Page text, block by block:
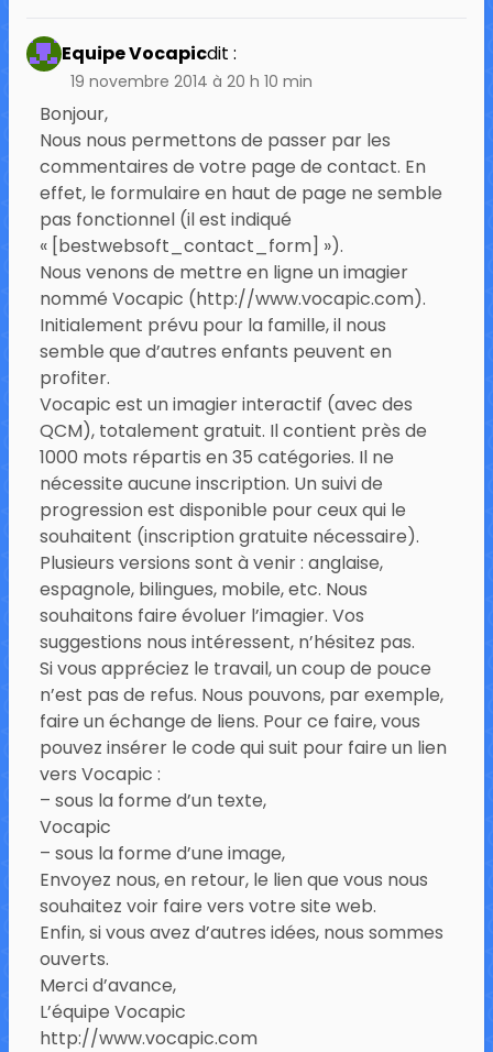
Equipe Vocapicdit :
19 novembre 2014 à 20 h 10 min
Bonjour,
Nous nous permettons de passer par les
commentaires de votre page de contact. En
effet, le formulaire en haut de page ne semble
pas fonctionnel (il est indiqué
« [bestwebsoft_contact_form] »).
Nous venons de mettre en ligne un imagier
nommé Vocapic (http://www.vocapic.com).
Initialement prévu pour la famille, il nous
semble que d’autres enfants peuvent en
profiter.
Vocapic est un imagier interactif (avec des
QCM), totalement gratuit. Il contient près de
1000 mots répartis en 35 catégories. Il ne
nécessite aucune inscription. Un suivi de
progression est disponible pour ceux qui le
souhaitent (inscription gratuite nécessaire).
Plusieurs versions sont à venir : anglaise,
espagnole, bilingues, mobile, etc. Nous
souhaitons faire évoluer l’imagier. Vos
suggestions nous intéressent, n’hésitez pas.
Si vous appréciez le travail, un coup de pouce
n’est pas de refus. Nous pouvons, par exemple,
faire un échange de liens. Pour ce faire, vous
pouvez insérer le code qui suit pour faire un lien
vers Vocapic :
– sous la forme d’un texte,
Vocapic
– sous la forme d’une image,
Envoyez nous, en retour, le lien que vous nous
souhaitez voir faire vers votre site web.
Enfin, si vous avez d’autres idées, nous sommes
ouverts.
Merci d’avance,
L’équipe Vocapic
http://www.vocapic.com